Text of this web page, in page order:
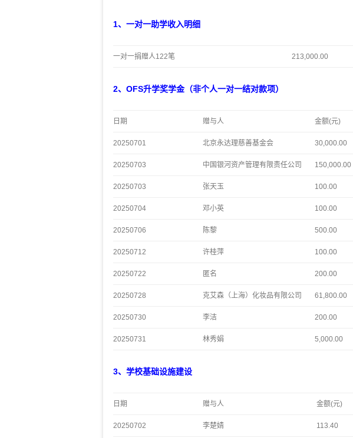
1、一对一助学收入明细
一对一捐赠人122笔 213,000.00
2、OFS升学奖学金（非个人一对一结对款项）
日期 赠与人 金额(元)
20250701 北京永达理慈善基金会 30,000.00
20250703 中国银河资产管理有限责任公司 150,000.00
20250703 张天玉 100.00
20250704 邓小英 100.00
20250706 陈黎 500.00
20250712 许桂萍 100.00
20250722 匿名 200.00
20250728 克艾森（上海）化妆品有限公司 61,800.00
20250730 李洁 200.00
20250731 林秀娟 5,000.00
3、学校基础设施建设
日期 赠与人 金额(元)
20250702 李楚婧 113.40